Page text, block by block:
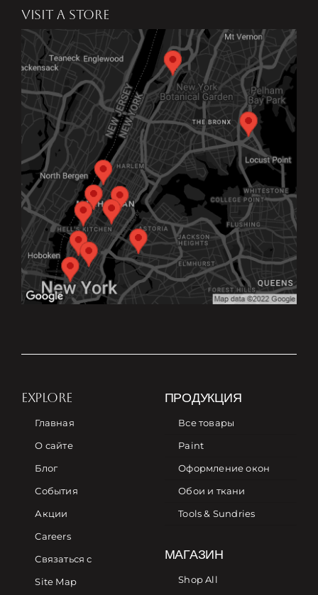
VISIT A STORE
EXPLORE
Главная
О сайте
Блог
События
Акции
Careers
Связаться с
Site Map
ПРОДУКЦИЯ
Все товары
Paint
Оформление окон
Обои и ткани
Tools & Sundries
МАГАЗИН
Shop All